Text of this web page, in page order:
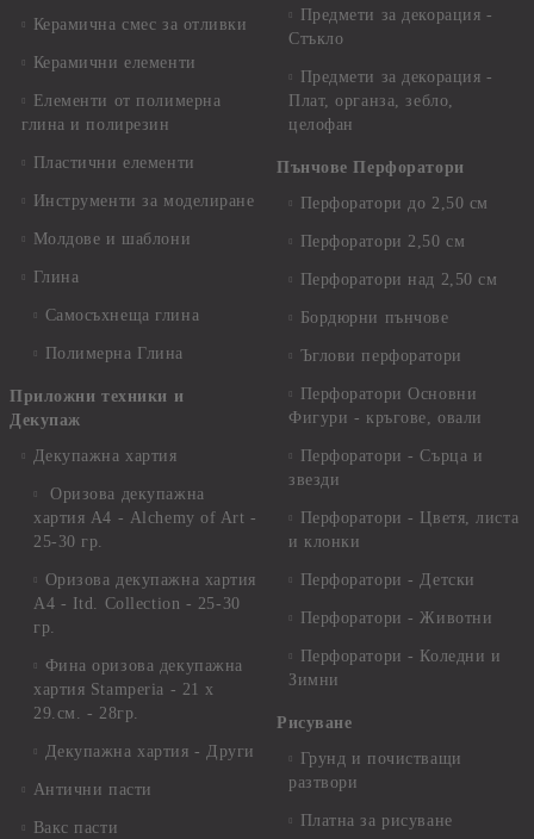
Керамична смес за отливки
Керамични елементи
Елементи от полимерна
глина и полирезин
Пластични елементи
Инструменти за моделиране
Молдове и шаблони
Глина
Самосъхнеща глина
Полимерна Глина
Приложни техники и
Декупаж
Декупажна хартия
Оризова декупажна
хартия А4 - Alchemy of Art -
25-30 гр.
Оризова декупажна хартия
А4 - Itd. Collection - 25-30
гр.
Фина оризова декупажна
хартия Stamperia - 21 х
29.см. - 28гр.
Декупажна хартия - Други
Антични пасти
Вакс пасти
Предмети за декорация -
Стъкло
Предмети за декорация -
Плат, органза, зебло,
целофан
Пънчове Перфоратори
Перфоратори до 2,50 см
Перфоратори 2,50 см
Перфоратори над 2,50 см
Бордюрни пънчове
Ъглови перфоратори
Перфоратори Основни
Фигури - кръгове, овали
Перфоратори - Сърца и
звезди
Перфоратори - Цветя, листа
и клонки
Перфоратори - Детски
Перфоратори - Животни
Перфоратори - Коледни и
Зимни
Рисуване
Грунд и почистващи
разтвори
Платна за рисуване